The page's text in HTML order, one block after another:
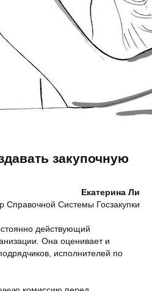
закупочную
Екатерина Ли
Справочной Системы Госзакупки
действующий
Она оценивает и
исполнителей по